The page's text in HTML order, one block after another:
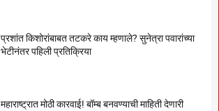
प्रशांत किशोरांबाबत तटकरे काय म्हणाले? सुनेत्रा पवारांच्या
भेटीनंतर पहिली प्रतिक्रिया
महाराष्ट्रात मोठी कारवाई! बॉम्ब बनवण्याची माहिती देणारी